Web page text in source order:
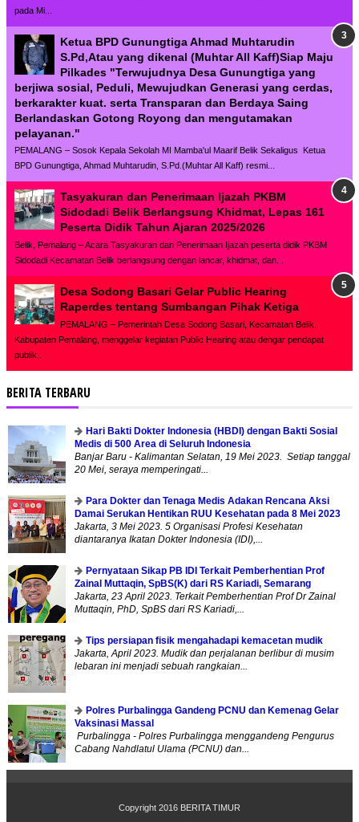
pada Mi...
Ketua BPD Gunungtiga Ahmad Muhtarudin
S.Pd,Atau yang dikenal (Muhtar All Kaff)Siap Maju
Pilkades "Terwujudnya Desa Gunungtiga yang
berjiwa sosial, Peduli, Mewujudkan Generasi yang cerdas,
berkarakter kuat. serta Transparan dan Berdaya Saing
Berlandaskan Gotong Royong dan mengutamakan
pelayanan."
PEMALANG – Sosok Kepala Sekolah MI Mamba'ul Maarif Belik Sekaligus Ketua
BPD Gunungtiga, Ahmad Muhtarudin, S.Pd.(Muhtar All Kaff) resmi...
Tasyakuran dan Penerimaan Ijazah PKBM
Sidodadi Belik Berlangsung Khidmat, Lepas 161
Peserta Didik Tahun Ajaran 2025/2026
Belik, Pemalang – Acara Tasyakuran dan Penerimaan Ijazah peserta didik PKBM
Sidodadi Kecamatan Belik berlangsung dengan lancar, khidmat, dan...
Desa Sodong Basari Gelar Public Hearing
Raperdes tentang Sumbangan Pihak Ketiga
PEMALANG – Pemerintah Desa Sodong Basari, Kecamatan Belik,
Kabupaten Pemalang, menggelar kegiatan Public Hearing atau dengar pendapat
publik...
BERITA TERBARU
Hari Bakti Dokter Indonesia (HBDI) dengan Bakti Sosial
Medis di 500 Area di Seluruh Indonesia
Banjar Baru - Kalimantan Selatan, 19 Mei 2023. Setiap tanggal
20 Mei, seraya memperingati...
Para Dokter dan Tenaga Medis Adakan Rencana Aksi
Damai Serukan Hentikan RUU Kesehatan pada 8 Mei 2023
Jakarta, 3 Mei 2023. 5 Organisasi Profesi Kesehatan
diantaranya Ikatan Dokter Indonesia (IDI),...
Pernyataan Sikap PB IDI Terkait Pemberhentian Prof
Zainal Muttaqin, SpBS(K) dari RS Kariadi, Semarang
Jakarta, 23 April 2023. Terkait Pemberhentian Prof Dr Zainal
Muttaqin, PhD, SpBS dari RS Kariadi,...
Tips persiapan fisik mengahadapi kemacetan mudik
Jakarta, April 2023. Mudik dan perjalanan berlibur di musim
lebaran ini menjadi sebuah rangkaian...
Polres Purbalingga Gandeng PCNU dan Kemenag Gelar
Vaksinasi Massal
Purbalingga - Polres Purbalingga menggandeng Pengurus
Cabang Nahdlatul Ulama (PCNU) dan...
Copyright 2016 BERITA TIMUR